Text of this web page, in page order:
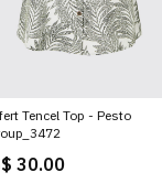
Tencel Top - Pesto
30.00